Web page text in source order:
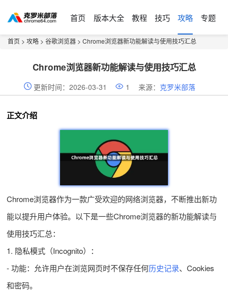
首页 版本大全 教程 技巧 攻略 专题
首页 > 攻略 > 谷歌浏览器 > Chrome浏览器新功能解读与使用技巧汇总
Chrome浏览器新功能解读与使用技巧汇总
更新时间：2026-03-31 1 来源： 克罗米部落
正文介绍
Chrome浏览器作为一款广受欢迎的网络浏览器，不断推出新功
能以提升用户体验。以下是一些Chrome浏览器的新功能解读与
使用技巧汇总：
1. 隐私模式（Incognito）：
- 功能：允许用户在浏览网页时不保存任何历史记录、Cookies
和密码。